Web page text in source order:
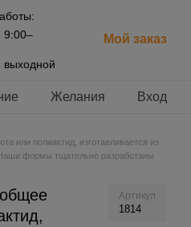
9:00–
выходной
Мой заказ
Желания Вход
или полиактид, изготавливается из
формы тщательно разработаны
Артикул
1814